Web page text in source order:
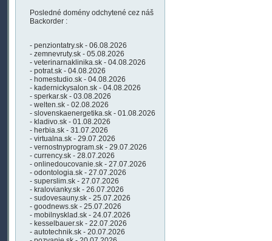
Posledné domény odchytené cez náš
Backorder :
- penziontatry.sk - 06.08.2026
- zemnevruty.sk - 05.08.2026
- veterinarnaklinika.sk - 04.08.2026
- potrat.sk - 04.08.2026
- homestudio.sk - 04.08.2026
- kadernickysalon.sk - 04.08.2026
- sperkar.sk - 03.08.2026
- welten.sk - 02.08.2026
- slovenskaenergetika.sk - 01.08.2026
- kladivo.sk - 01.08.2026
- herbia.sk - 31.07.2026
- virtualna.sk - 29.07.2026
- vernostnyprogram.sk - 29.07.2026
- currency.sk - 28.07.2026
- onlinedoucovanie.sk - 27.07.2026
- odontologia.sk - 27.07.2026
- superslim.sk - 27.07.2026
- kralovianky.sk - 26.07.2026
- sudovesauny.sk - 25.07.2026
- goodnews.sk - 25.07.2026
- mobilnysklad.sk - 24.07.2026
- kesselbauer.sk - 22.07.2026
- autotechnik.sk - 20.07.2026